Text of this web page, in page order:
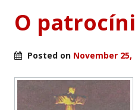
O
Posted on November 25,